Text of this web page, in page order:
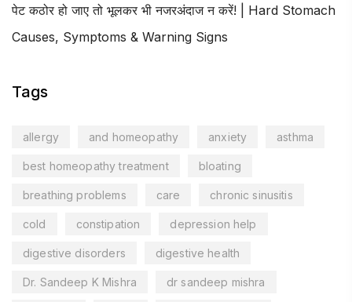
पेट कठोर हो जाए तो भूलकर भी नजरअंदाज न करें! | Hard Stomach
Causes, Symptoms & Warning Signs
Tags
allergy and homeopathy anxiety asthma
best homeopathy treatment bloating
breathing problems care chronic sinusitis
cold constipation depression help
digestive disorders digestive health
Dr. Sandeep K Mishra dr sandeep mishra